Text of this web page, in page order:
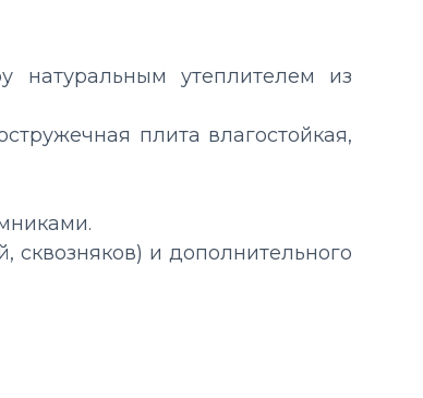
натуральным утеплителем из
плита влагостойкая,
сквозняков) и дополнительного